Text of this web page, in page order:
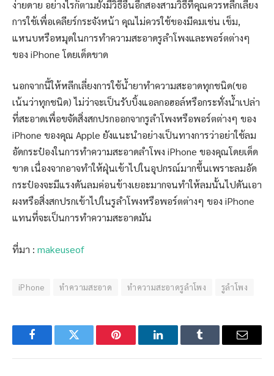
ง่ายดาย อย่างไรก็ตามยังมีวิธีอื่นอีกสองสามวิธีที่คุณควรหลีกเลี่ยง
การใช้เพื่อเคลียร์กระจังหน้า คุณไม่ควรใช้ของมีคมเช่น เข็ม,
แหนบหรือหมุดในการทำความสะอาดรูลำโพงและพอร์ตต่างๆ
ของ iPhone โดยเด็ดขาด
นอกจากนี้ให้หลีกเลี่ยงการใช้น้ำยาทำความสะอาดทุกชนิด(ขอ
เน้นว่าทุกชนิด) ไม่ว่าจะเป็นรับบิ้งแอลกอฮอล์หรือกระทั่งน้ำเปล่า
ที่สะอาดเพื่อขจัดสิ่งสกปรกออกจากรูลำโพงหรือพอร์ตต่างๆ ของ
iPhone ของคุณ Apple ยังแนะนำอย่างเป็นทางการว่าอย่าใช้ลม
อัดกระป๋องในการทำความสะอาดลำโพง iPhone ของคุณโดยเด็ด
ขาด เนื่องจากอาจทำให้ฝุ่นเข้าไปในอุปกรณ์มากขึ้นเพราะลมอัด
กระป๋องจะมีแรงดันลมค่อนข้างเยอะมากจนทำให้ลมนั้นไปดันเอา
ผงหรือสิ่งสกปรกเข้าไปในรูลำโพงหรือพอร์ตต่างๆ ของ iPhone
แทนที่จะเป็นการทำความสะอาดมัน
ที่มา : makeuseof
iPhone ทำความสะอาด ทำความสะอาดรูลำโพง รูลำโพง
FacebookTwitter Pinterest LinkedInTumblr Email